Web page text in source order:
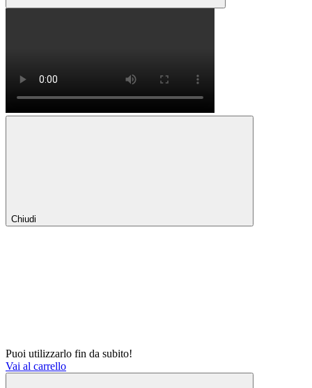
Chiudi
Puoi utilizzarlo fin da subito!
Vai al carrello